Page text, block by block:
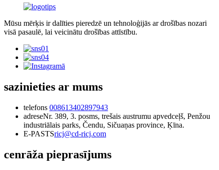
Mūsu mērķis ir dalīties pieredzē un tehnoloģijās ar drošības nozari
visā pasaulē, lai veicinātu drošības attīstību.
sazinieties ar mums
telefons 008613402897943
adreseNr. 389, 3. posms, trešais austrumu apvedceļš, Penžou
industriālais parks, Čendu, Sičuaņas province, Ķīna.
E-PASTSricj@cd-ricj.com
cenrāža pieprasījums